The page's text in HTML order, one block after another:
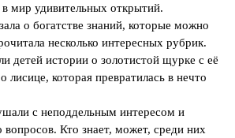
в мир удивительных открытий.
о богатстве знаний, которые можно
несколько интересных рубрик.
детей истории о золотистой щурке с её
лисице, которая превратилась в нечто
с неподдельным интересом и
вопросов. Кто знает, может, среди них